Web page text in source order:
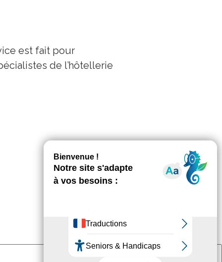
est fait pour
de l’hôtellerie